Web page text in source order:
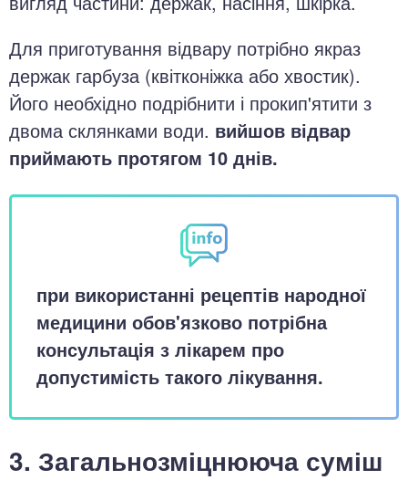
Для приготування відвару потрібно якраз
держак гарбуза (квітконіжка або хвостик).
Його необхідно подрібнити і прокип'ятити з
двома склянками води. вийшов відвар
приймають протягом 10 днів.
при використанні рецептів народної
медицини обов'язково потрібна
консультація з лікарем про
допустимість такого лікування.
3. Загальнозміцнююча суміш